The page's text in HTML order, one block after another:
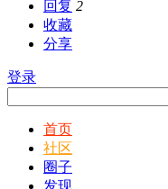
回复 2
收藏
分享
登录
首页
社区
圈子
发现